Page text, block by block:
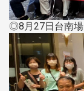
◎8月27日台南場